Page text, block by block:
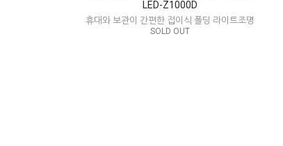
LED-Z1000D
휴대와 보관이 간편한 접이식 폴딩 라이트조명
SOLD OUT